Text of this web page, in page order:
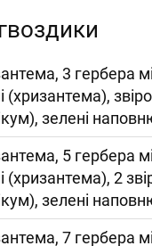
3 гербера
(хризантема),
зелені
5 гербера
(хризантема), 2
зелені
7 гербера